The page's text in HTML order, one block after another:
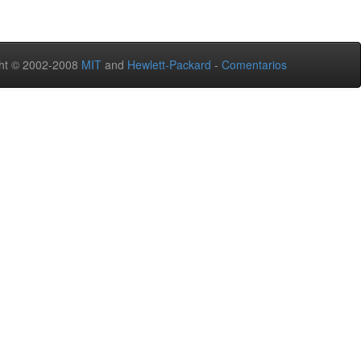
© 2002-2008 MIT and Hewlett-Packard - Comentarios